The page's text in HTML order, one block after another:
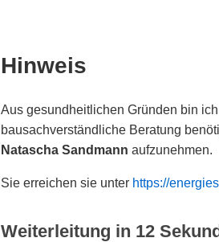
Hinweis
Aus gesundheitlichen Gründen bin
bausachverständliche Beratung
Natascha Sandmann aufzunehmen.
Sie erreichen sie unter https://
Weiterleitung in 12